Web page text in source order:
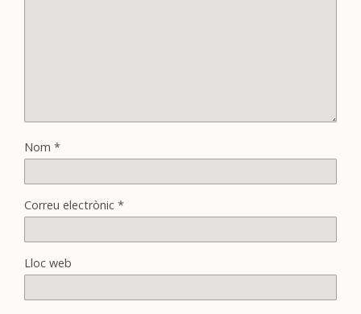
Nom *
Correu electrònic *
Lloc web